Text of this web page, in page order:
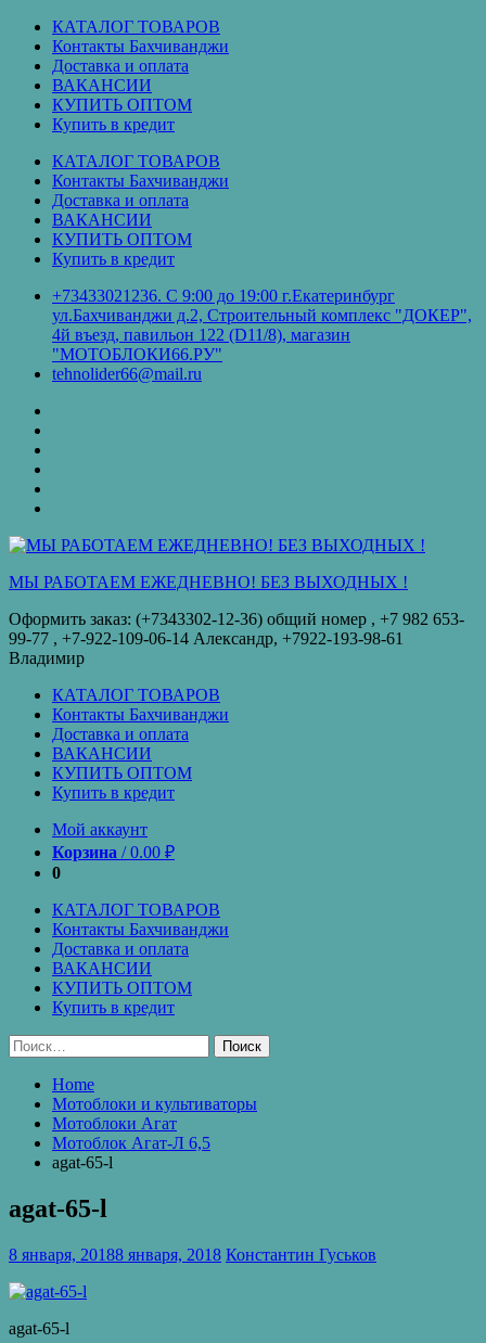
Перейти
содержимому
КАТАЛОГ ТОВАРОВ
Контакты Бахчиванджи
Доставка и оплата
ВАКАНСИИ
КУПИТЬ ОПТОМ
Купить в кредит
КАТАЛОГ ТОВАРОВ
Контакты Бахчиванджи
Доставка и оплата
ВАКАНСИИ
КУПИТЬ ОПТОМ
Купить в кредит
+73433021236. С 9:00 до 19:00 г.Екатеринбург
ул.Бахчиванджи д.2, Строительный комплекс "ДОКЕР",
4й въезд, павильон 122 (D11/8), магазин
"МОТОБЛОКИ66.РУ"
tehnolider66@mail.ru
кредит
МЫ РАБОТАЕМ ЕЖЕДНЕВНО! БЕЗ ВЫХОДНЫХ !
Оформить заказ: (+7343302-12-36) общий номер , ‪+7 982 653-
99-77‬ , +7-922-109-06-14 Александр, +7922-193-98-61
Владимир
КАТАЛОГ ТОВАРОВ
Контакты Бахчиванджи
Доставка и оплата
ВАКАНСИИ
КУПИТЬ ОПТОМ
Купить в кредит
Мой аккаунт
Корзина /0.00 ₽
0
КАТАЛОГ ТОВАРОВ
Контакты Бахчиванджи
Доставка и оплата
ВАКАНСИИ
КУПИТЬ ОПТОМ
Купить в кредит
Найти:
Home
Мотоблоки и культиваторы
Мотоблоки Агат
Мотоблок Агат-Л 6,5
agat-65-l
agat-65-l
8 января, 20188 января, 2018 Константин Гуськов
agat-65-l